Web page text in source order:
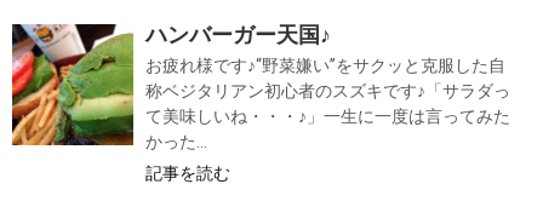
ハンバーガー天国♪
お疲れ様です♪“野菜嫌い”をサクッと克服した自
称ベジタリアン初心者のスズキです♪「サラダっ
て美味しいね・・・♪」一生に一度は言ってみた
かった...
記事を読む